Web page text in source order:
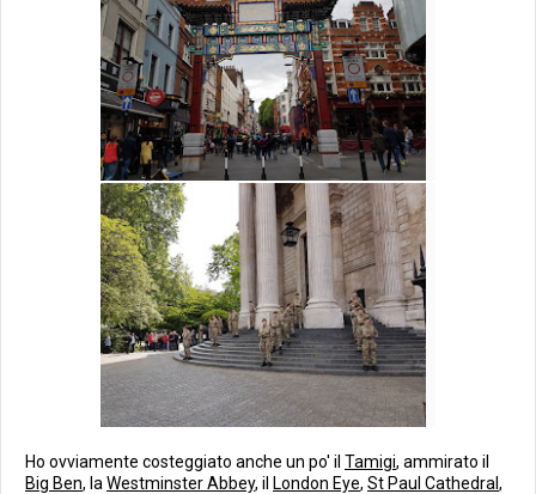
Ho ovviamente costeggiato anche un po' il Tamigi, ammirato il
Big Ben, la Westminster Abbey, il London Eye, St Paul Cathedral ,